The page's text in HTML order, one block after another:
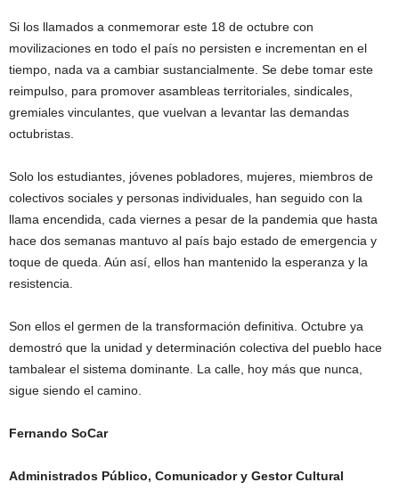
Si los llamados a conmemorar este 18 de octubre con
movilizaciones en todo el país no persisten e incrementan en el
tiempo, nada va a cambiar sustancialmente. Se debe tomar este
reimpulso, para promover asambleas territoriales, sindicales,
gremiales vinculantes, que vuelvan a levantar las demandas
octubristas.
Solo los estudiantes, jóvenes pobladores, mujeres, miembros de
colectivos sociales y personas individuales, han seguido con la
llama encendida, cada viernes a pesar de la pandemia que hasta
hace dos semanas mantuvo al país bajo estado de emergencia y
toque de queda. Aún así, ellos han mantenido la esperanza y la
resistencia.
Son ellos el germen de la transformación definitiva. Octubre ya
demostró que la unidad y determinación colectiva del pueblo hace
tambalear el sistema dominante. La calle, hoy más que nunca,
sigue siendo el camino.
Fernando SoCar
Administrados Público, Comunicador y Gestor Cultural